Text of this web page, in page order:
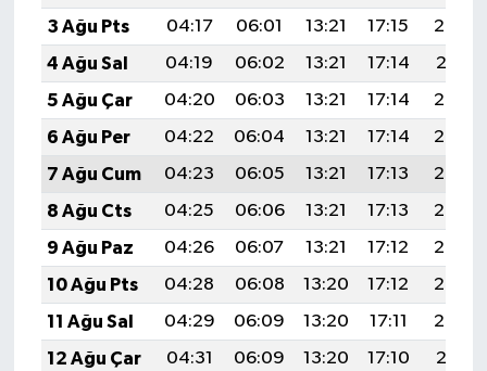
3 Ağu Pts
04:17 06:01 13:21 17:15
20:32
4 Ağu Sal
04:19 06:02 13:21 17:14
20:31
5 Ağu Çar
04:20 06:03 13:21 17:14
20:30
6 Ağu Per
04:22 06:04 13:21 17:14
20:28
7 Ağu Cum
04:23 06:05 13:21 17:13
20:27
8 Ağu Cts
04:25 06:06 13:21 17:13
20:26
9 Ağu Paz
04:26 06:07 13:21 17:12
20:25
10 Ağu Pts
04:28 06:08 13:20 17:12
20:23
11 Ağu Sal
04:29 06:09 13:20 17:11
20:22
12 Ağu Çar
04:31 06:09 13:20 17:10
20:21